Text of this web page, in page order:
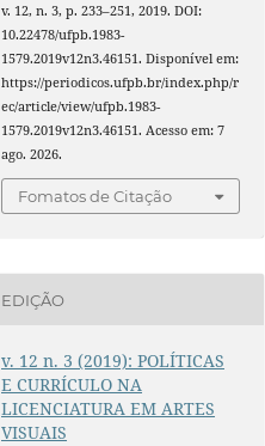
v. 12, n. 3, p. 233–251, 2019. DOI:
10.22478/ufpb.1983-
1579.2019v12n3.46151. Disponível em:
https://periodicos.ufpb.br/index.php/r
ec/article/view/ufpb.1983-
1579.2019v12n3.46151. Acesso em: 7
ago. 2026.
Fomatos de Citação
EDIÇÃO
v. 12 n. 3 (2019): POLÍTICAS
E CURRÍCULO NA
LICENCIATURA EM ARTES
VISUAIS